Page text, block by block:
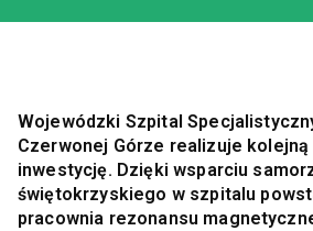
Wojewódzki Szpital
Czerwonej Górze realizuje kolejną
inwestycję. Dzięki wsparciu
świętokrzyskiego w szpitalu
pracownia rezonansu